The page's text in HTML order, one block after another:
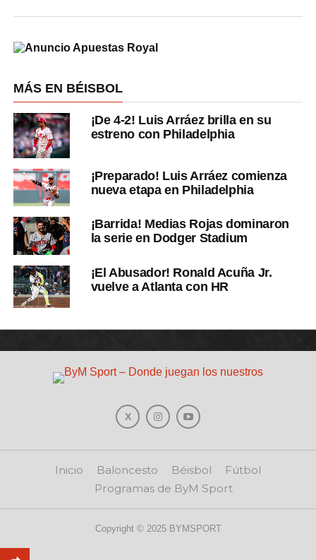
MÁS EN BÉISBOL
¡De 4-2! Luis Arráez brilla en su
estreno con Philadelphia
¡Preparado! Luis Arráez comienza
nueva etapa en Philadelphia
¡Barrida! Medias Rojas dominaron
la serie en Dodger Stadium
¡El Abusador! Ronald Acuña Jr.
vuelve a Atlanta con HR
Inicio Baloncesto Béisbol
Fútbol
Programas de ByM Sport
Copyright © 2025 BYMSPORT